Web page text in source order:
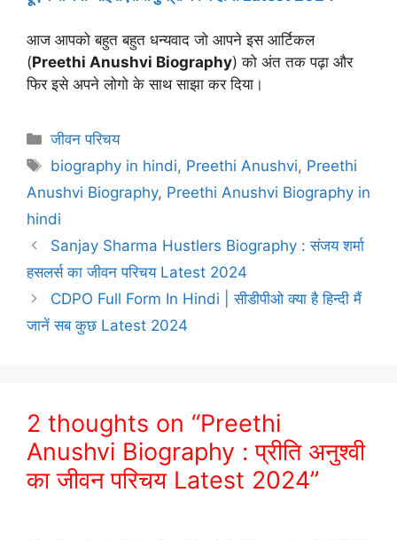
आज आपको बहुत बहुत धन्यवाद जो आपने इस आर्टिकल
(Preethi Anushvi Biography) को अंत तक पढ़ा और
फिर इसे अपने लोगो के साथ साझा कर दिया।
Categories
जीवन परिचय
Tags
biography in hindi, Preethi Anushvi, Preethi
Anushvi Biography, Preethi Anushvi Biography in
hindi
Sanjay Sharma Hustlers Biography : संजय शर्मा
हसलर्स का जीवन परिचय Latest 2024
CDPO Full Form In Hindi | सीडीपीओ क्या है हिन्दी मैं
जानें सब कुछ Latest 2024
2 thoughts on “Preethi
Anushvi Biography : प्रीति अनुश्वी
का जीवन परिचय Latest 2024”